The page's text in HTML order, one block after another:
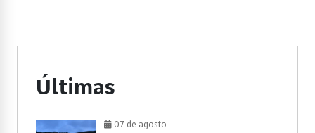
Últimas
07 de agosto